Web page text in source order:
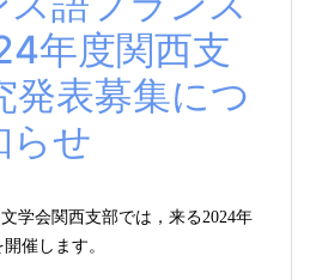
年度関西支
発表募集につ
らせ
学会関西支部では，来る2024年
催します。